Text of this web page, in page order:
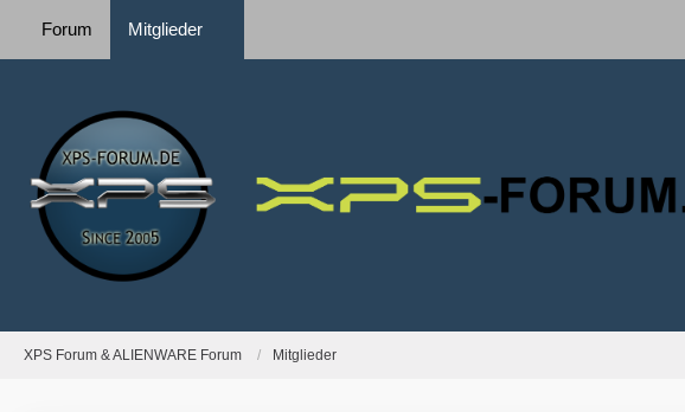
Forum Mitglieder
XPS Forum & ALIENWARE Forum Mitglieder